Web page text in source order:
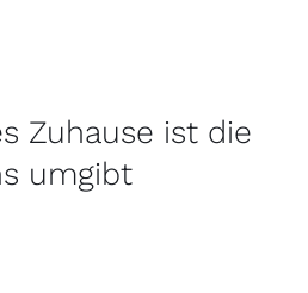
Zuhause ist die
umgibt